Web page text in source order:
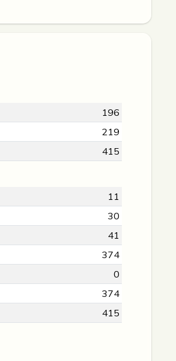
196
219
415
11
30
41
374
0
374
415